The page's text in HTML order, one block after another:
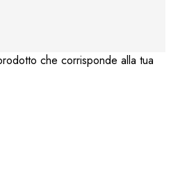
che corrisponde alla tua